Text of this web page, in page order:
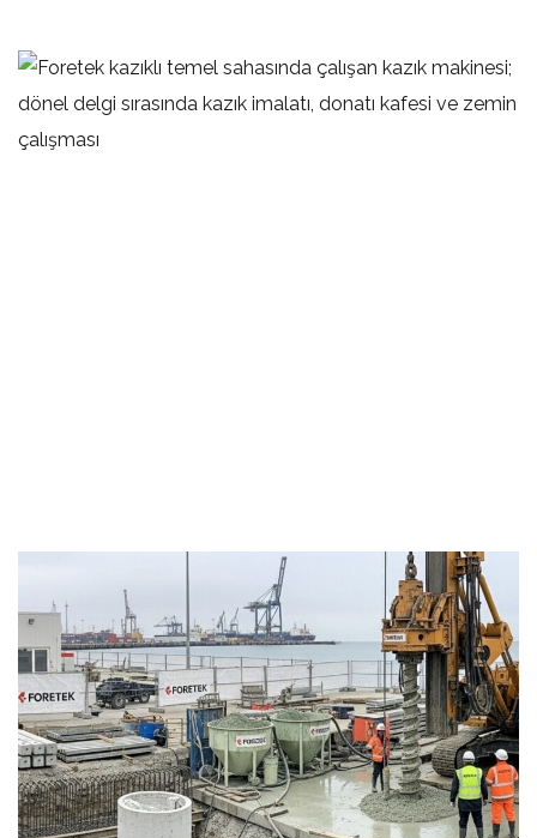
Kazıklı Radye Temel Sistemleri –
Foretek
Islak Sistem (Wet Rotary) Kazık
Uygulamaları – Foretek